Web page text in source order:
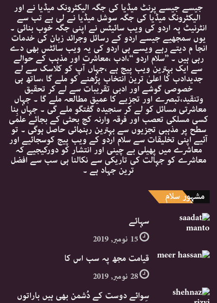
جیسے جیسے پرنٹ میڈیا کی جگہ الیکٹرونک میڈیا نے اور
الیکٹرونگ میڈیا کی جگہ سوشل میڈیا نے لی ہے تب سے
انٹرنیٹ پہ اردو کی ویب سائیٹس نے اپنی جگہ خوب بنائی ۔
یوں سمجھیے جیسے اردو کے رسائل وجرائد زبان کی خدمات
انجا م دیتے رہے ویسے ہی اردو کی یہ ویب سائٹس بھی دے
رہی ہیں ۔ ’’سلام اردو ‘‘،ادب ،معاشرت اور مذہب کے حوالے
سے ایک بہترین ویب پیج ہے ،جہاں آپ کو کلاسک سے لے
جدیدادب کا اعلیٰ ترین انتخاب پڑھنے کو ملے گا ،ساتھ ہی
خصوصی گوشے اور ادبی تقریبات سے لے کر تحقیق
وتنقید،تبصرے اور تجزیے کا عمیق مطالعہ ملے گا ۔ جہاں
معاشرتی مسائل کو لے کر سنجیدہ گفتگو ملے گی ۔ جہاں بِنا
کسی مسلکی تعصب اور فرقہ وارنہ کج بحثی کے بجائے علمی
سطح پر مذہبی تجزیوں سے بہترین رہنمائی حاصل ہوگی ۔ تو
آئیے اپنی تخلیقات سے سلام اردو کے ویب پیج کوسجائیے اور
معاشرے میں پھیلی بے چینی اور انتشار کو دورکیجیے کہ
معاشرے کو جہالت کی تاریکی سے نکالنا ہی سب سے افضل
ترین جہاد ہے ۔
مشہور سلام
سہائے
15 نومبر, 2019
قیامت مجھ پہ سب اس کا
28 نومبر, 2019
سِوائے دوست کے دُشمن بھی ہیں باراتوں